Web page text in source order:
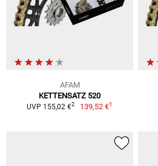
AFAM
KETTENSATZ 520
UVP 155,02 €2 139,52 €1